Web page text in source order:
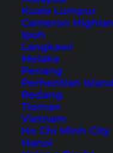
Kuala Lumpur
Cameron
Ipoh
Langkawi
Melaka
Penang
Perhentian
Redang
Tioman
Vietnam
Ho Chi Minh City
Hanoi
Krankheiten
Horror-Szenarien,
könnten, gibt es
wie du sie